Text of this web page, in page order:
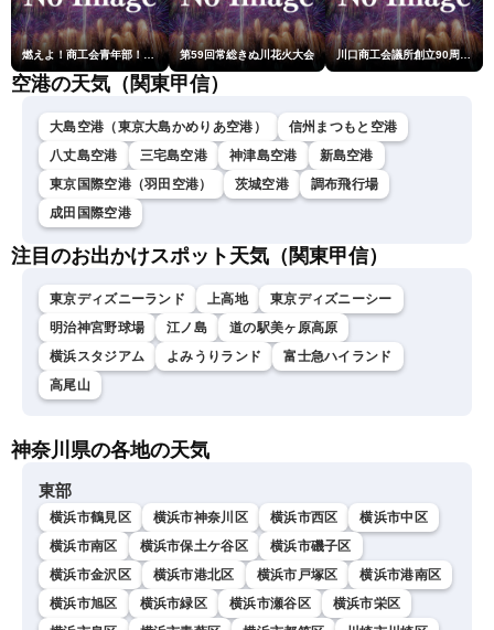
燃えよ！商工会青年部！！第23回こうのす花火大会 第59回常総きぬ川花火大会 川口商工会議所創立90周年・青年部40周年・女性会30周年記念 第6回川口花火大会
空港の天気（関東甲信）
大島空港（東京大島かめりあ空港）
信州まつもと空港
八丈島空港
三宅島空港 神津島空港
新島空港
東京国際空港（羽田空港）
茨城空港
調布飛行場
成田国際空港
注目のお出かけスポット天気（関東甲信）
東京ディズニーランド 上高地
東京ディズニーシー
明治神宮野球場
江ノ島
道の駅美ヶ原高原
横浜スタジアム
よみうりランド
富士急ハイランド
高尾山
神奈川県の各地の天気
東部
横浜市鶴見区 横浜市神奈川区 横浜市西区
横浜市中区
横浜市南区
横浜市保土ケ谷区
横浜市磯子区
横浜市金沢区
横浜市港北区 横浜市戸塚区
横浜市港南区
横浜市旭区
横浜市緑区 横浜市瀬谷区
横浜市栄区